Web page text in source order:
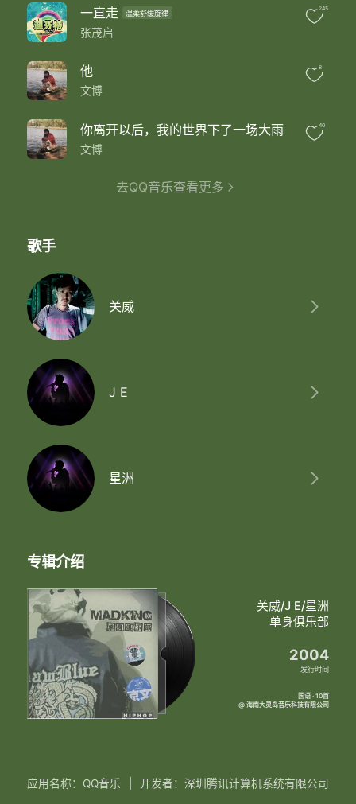
漫长漫长夜晚 从未觉是冷
林子祥&刘天兰&诗诗
一直走 温柔舒缓旋律
张茂启
245
他
文博
8
你离开以后，我的世界下了一场大雨
文博
40
去QQ音乐查看更多
歌手
关威
J E
星洲
专辑介绍
关威/J E/星洲
单身俱乐部
2004
发行时间
国语 · 10首
@ 海南大灵岛音乐科技有限公司
应用名称：QQ音乐 开发者：深圳腾讯计算机系统有限公司